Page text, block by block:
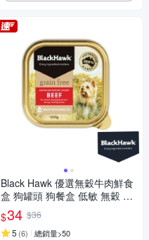
Black Hawk 優選無穀牛肉鮮食
盒 狗罐頭 狗餐盒 低敏 無穀 適
口性佳
$34 $36
5 (6) 總銷量>50